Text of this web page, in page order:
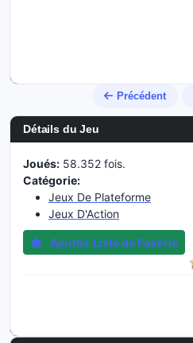
Précédent
Détails du Jeu
Joués: 58.352 fois.
Catégorie:
Jeux De Plateforme
Jeux D'Action
Ajouter Liste de Favoris